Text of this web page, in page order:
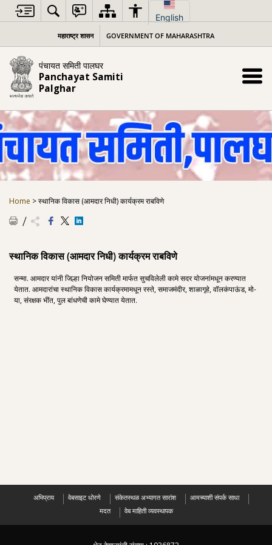
content
English
महाराष्ट्र शासन GOVERNMENT OF MAHARASHTRA
पंचायत समिती पालघर
Panchayat Samiti
Palghar
Home >स्थानिक विकास (आमदार निधी) कार्यक्रम राबविणे
स्थानिक विकास (आमदार निधी) कार्यक्रम राबविणे
सन्मा. आमदार यांनी जिल्हा नियोजन समिती मार्फत सुचविलेली कामे सदर योजनांमधून करण्यात
येतात. आमदारांचा स्थानिक विकास कार्यक्रमामधून रस्ते, समाजमंदीर, शाळागृहे, वॉलकंपाऊंड, मो-
या, संरक्षक भींत, पुल बांधणेची कामे घेण्यात येतात.
अभिप्राय वेबसाइट धोरणे संकेतस्थळ अभ्यागत सारांश
आमच्याशी संपर्क साधा
मदत
वेब माहिती व्यवस्थापक